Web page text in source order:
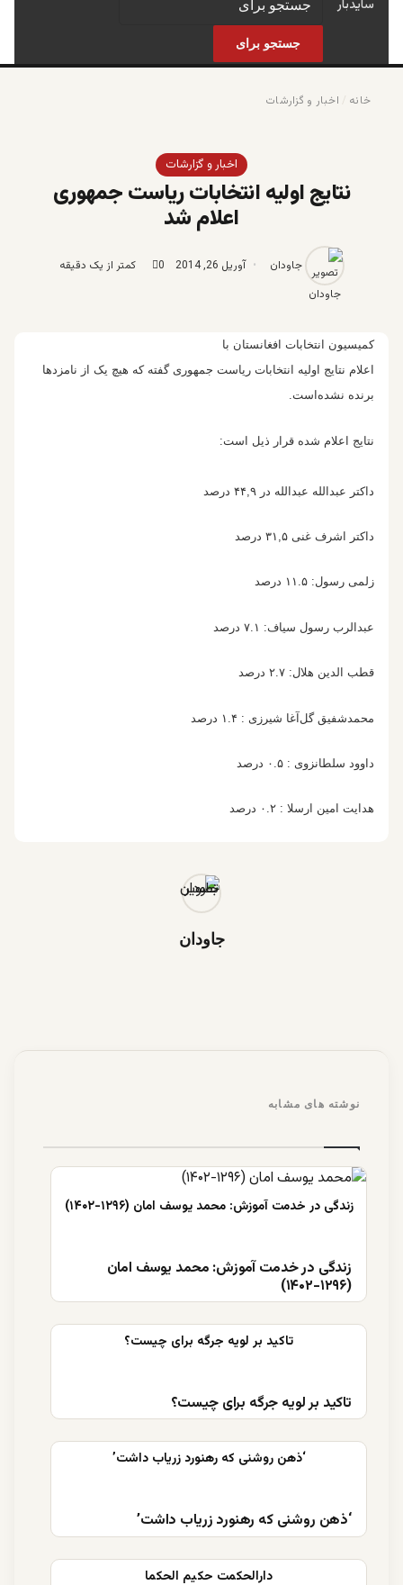
سایدبار
جستجو برای
خانه اخبار و گزارشات
اخبار و گزارشات
نتایج اولیه انتخابات ریاست جمهوری
اعلام شد
جاودان آوریل 26, 2014 0 کمتر از یک دقیقه
کمیسیون انتخابات افغانستان با
اعلام نتایج اولیه انتخابات ریاست جمهوری گفته که هیچ یک از نامزدها
برنده نشده‌است.
نتایج اعلام شده قرار ذیل است:
داکتر عبدالله عبدالله در ۴۴,۹ درصد
داکتر اشرف غنی ۳۱,۵ درصد
زلمی رسول: ۱۱.۵ درصد
عبدالرب رسول سیاف: ۷.۱ درصد
قطب الدین هلال: ۲.۷ درصد
محمدشفیق گل‌آغا شیرزی : ۱.۴ درصد
داوود سلطانزوی : ۰.۵ درصد
هدایت امین ارسلا : ۰.۲ درصد
جاودان
نوشته های مشابه
زندگی در خدمت آموزش: محمد یوسف امان
(۱۲۹۶-۱۴۰۲)
تاکید بر لویه جرگه برای چیست؟
‘ذهن روشنی که رهنورد زریاب داشت’